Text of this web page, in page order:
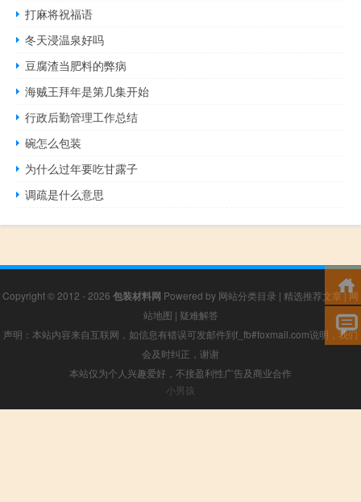
打麻将祝福语
冬天浸温泉好吗
豆腐渣当肥料的弊病
海贼王拜年是第几集开始
行政后勤管理工作总结
碗怎么包装
为什么过年要吃甘露子
调疏是什么意思
Copyright © 2012 - 2026 包装材料网 Powered by 网站分类目录 | 精选推荐文章|网
站地图 | 疑难解答
声明：本站内容来自互联网，如信息有错误可发邮件到f_fb#foxmail.com说明，我们
会及时纠正，谢谢
本站仅为个人兴趣爱好，不接盈利性广告及商业合作
小男孩